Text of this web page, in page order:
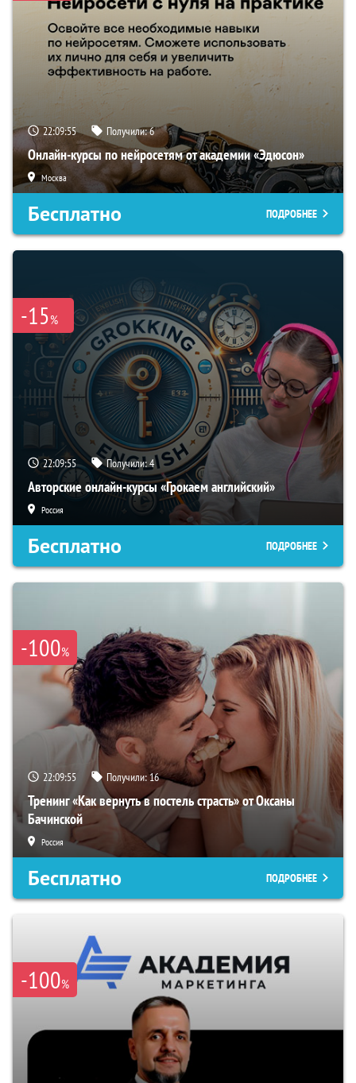
22:09:54 Получили:6
Онлайн-курсы по нейросетям от академии «Эдюсон»
Москва
Бесплатно ПОДРОБНЕЕ
-15%
22:09:54 Получили:4
Авторские онлайн-курсы «Грокаем английский»
Россия
Бесплатно ПОДРОБНЕЕ
-100%
22:09:54 Получили:16
Тренинг «Как вернуть в постель страсть» от Оксаны
Бачинской
Россия
Бесплатно ПОДРОБНЕЕ
-100%